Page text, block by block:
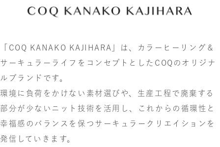
「COQ KANAKO KAJIHARA」は、
カラーヒーリング＆
サーキュラーライフをコンセプトとした COQのオリジナ
ルブランドです。
環境に負荷をかけない素材選びや、生産工程で 廃棄する
部分が少ないニット技術を活用し、
これからの循環性と
幸福感のバランスを保つ サーキュラークリエイションを
発信していきます。